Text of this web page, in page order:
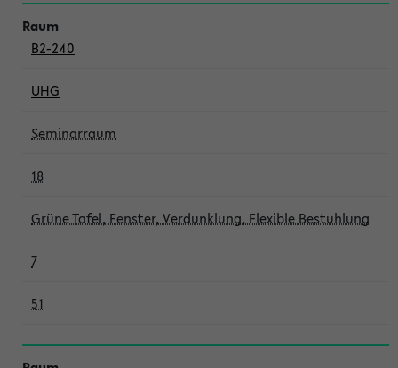
B2-240
UHG
Seminarraum
18
Grüne Tafel, Fenster, Verdunklung, Flexible Bestuhlung
7
51